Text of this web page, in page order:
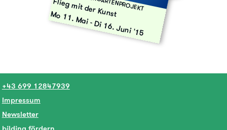
Fr 13. Mai '16
Flieg mit der Kunst
Mo 11. Mai-Di 16. Juni '15
+43 699 12847939
Impressum
Newsletter